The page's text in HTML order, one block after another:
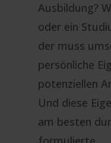
Ausbildung?
oder ein
der muss
persönliche
potenziellen
Und diese
am besten